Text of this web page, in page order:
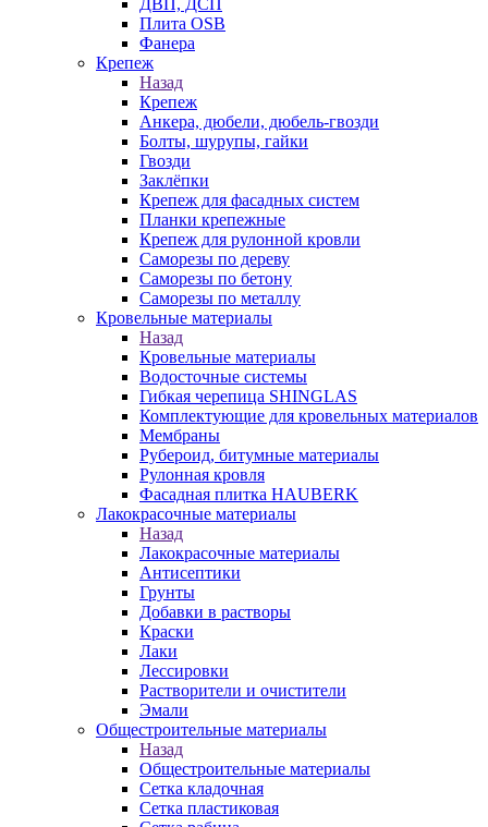
Плита OSB
Фанера
Крепеж
Назад
Крепеж
Анкера, дюбели, дюбель-гвозди
Болты, шурупы, гайки
Гвозди
Заклёпки
Крепеж для фасадных систем
Планки крепежные
Крепеж для рулонной кровли
Саморезы по дереву
Саморезы по бетону
Саморезы по металлу
Кровельные материалы
Назад
Кровельные материалы
Водосточные системы
Гибкая черепица SHINGLAS
Комплектующие для кровельных материалов
Мембраны
Рубероид, битумные материалы
Рулонная кровля
Фасадная плитка HAUBERK
Лакокрасочные материалы
Назад
Лакокрасочные материалы
Антисептики
Грунты
Добавки в растворы
Краски
Лаки
Лессировки
Растворители и очистители
Эмали
Общестроительные материалы
Назад
Общестроительные материалы
Сетка кладочная
Сетка пластиковая